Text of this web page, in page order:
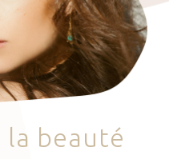
la beauté